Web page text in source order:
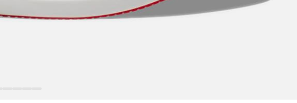
height di 37 mm al tallone e 32 mm all'avampiede, con un drop di 5 mm.
ritmi intorno ai 4'00" al km o più lenti.
e 3 stelle su 5 nelle distanze della maratona e delle ultramaratone.